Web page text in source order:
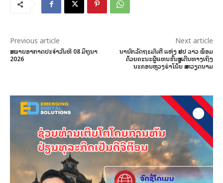
Previous article
ສະພາບອາກາດປະຈໍາວັນທີ 08 ມິຖຸນາ
2026
Next article
ນາຍົກລັດຖະມົນຕີ ແຫ່ງ ສປປ ລາວ ພ້ອມ
ດ້ວຍຄະນະຜູ້ແທນຂັ້ນສູງເດີນທາງເຖິງ
ນະຄອນຫຼວງຮ່າໂນ້ຍ ສສ ຫວຽດນາມ